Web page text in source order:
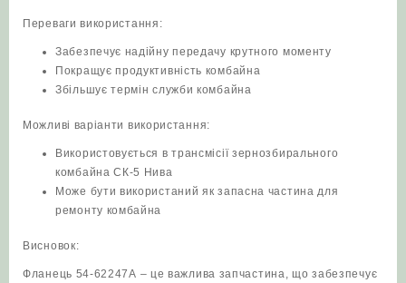
Переваги використання:
Забезпечує надійну передачу крутного моменту
Покращує продуктивність комбайна
Збільшує термін служби комбайна
Можливі варіанти використання:
Використовується в трансмісії зернозбирального
комбайна СК-5 Нива
Може бути використаний як запасна частина для
ремонту комбайна
Висновок:
Фланець 54-62247А – це важлива запчастина, що забезпечує